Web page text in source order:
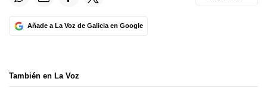
Añade a La Voz de Galicia en Google
También en La Voz